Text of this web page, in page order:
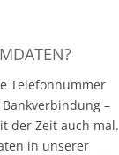
Telefonnummer
–
der Zeit auch mal.
in unserer